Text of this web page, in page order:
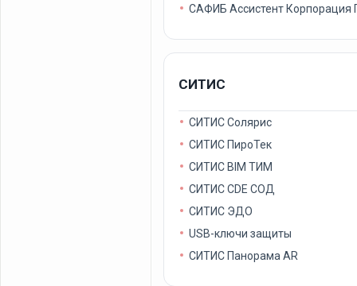
САФИБ Ассистент
СИТИС
СИТИС Солярис
СИТИС ПироТек
СИТИС BIM ТИМ
СИТИС CDE СОД
СИТИС ЭДО
USB-ключи защиты
СИТИС Панорама AR